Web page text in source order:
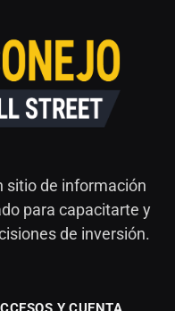
sitio de información
para capacitarte y
de inversión.